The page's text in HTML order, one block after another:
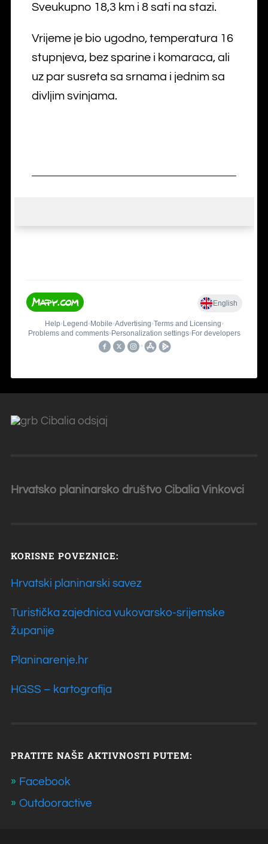
Sveukupno 18,3 km i 8 sati na stazi.
Vrijeme je bio ugodno, temperatura 16
stupnjeva, bez sparine i komaraca, ali
uz par susreta sa srnama i jednim sa
divljim svinjama.
Hrvatsko planinarsko društvo Cibalia Vinkovci
KORISNE POVEZNICE:
Hrvatski planinarski savez
Turistička zajednica vukovarsko-srijemske
županije
Planinarenje.hr
HGSS – kartografija
PRATITE NAŠE AKTIVNOSTI PUTEM:
Facebook
Outdooractive